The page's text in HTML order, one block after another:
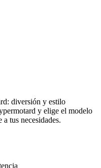
diversión y estilo
y elige el modelo
a tus necesidades.